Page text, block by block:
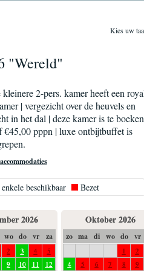
Kies uw
"Wereld"
kleinere 2-pers. kamer heeft een
| vergezicht over de heuvels en
in het dal | deze kamer is te boeken
€45,00 pppn | luxe ontbijtbuffet is
beschikbaar Bezet
2026
wo do vr za
2 3 4
5
9 10 11 12
Oktober 2026
zo ma di wo do vr
1 2
4
5 6 7 8 9